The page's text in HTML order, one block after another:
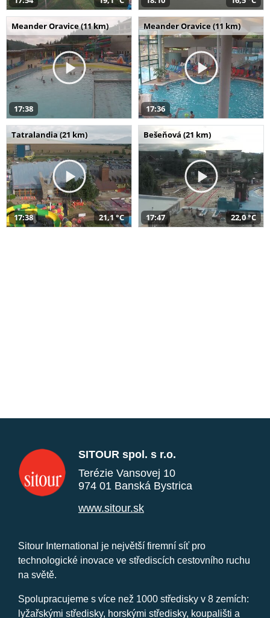
Meander Oravice (11 km)
17:38
Meander Oravice (11 km)
17:36
Tatralandia (21 km)
17:38 21,1 °C
Bešeňová (21 km)
17:47 22,0 °C
SITOUR spol. s r.o.
Terézie Vansovej 10
974 01 Banská Bystrica
www.sitour.sk
Sitour International je největší firemní síť pro
technologické inovace ve střediscích cestovního ruchu
na světě.
Spolupracujeme s více než 1000 středisky v 8 zemích:
lyžařskými středisky, horskými středisky, koupališti a